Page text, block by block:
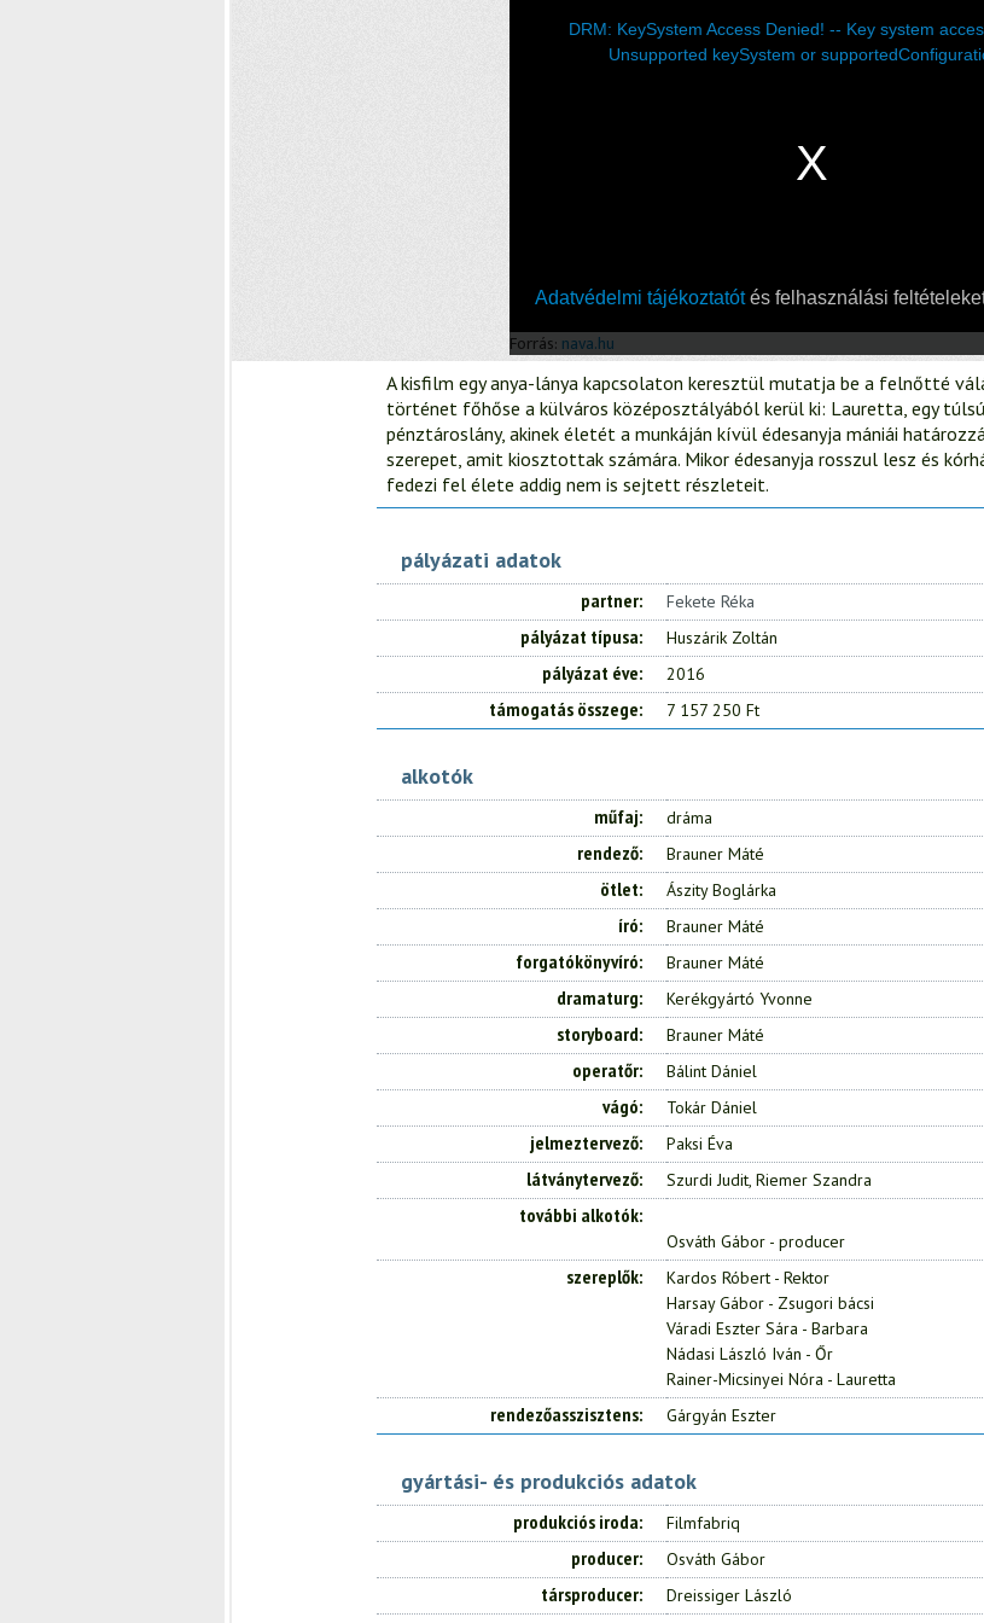
A kisfilm egy anya-lánya kapcsolaton keresztül mutatja be a felnőtté
történet főhőse a külváros középosztályából kerül ki: Lauretta, egy
pénztároslány, akinek életét a munkáján kívül édesanyja mániái
szerepet, amit kiosztottak számára. Mikor édesanyja rosszul lesz és
fedezi fel élete addig nem is sejtett részleteit.
pályázati adatok
partner Fekete Réka
pályázat típusa Huszárik Zoltán
pályázat éve 2016
támogatás összege 7 157 250 Ft
alkotók
műfaj dráma
rendező Brauner Máté
ötlet Ászity Boglárka
író Brauner Máté
forgatókönyvíró Brauner Máté
dramaturg Kerékgyártó Yvonne
storyboard Brauner Máté
operatőr Bálint Dániel
vágó Tokár Dániel
jelmeztervező Paksi Éva
látványtervező Szurdi Judit, Riemer Szandra
további alkotók
Osváth Gábor - producer
szereplők
Kardos Róbert - Rektor
Harsay Gábor - Zsugori bácsi
Váradi Eszter Sára - Barbara
Nádasi László Iván - Őr
Rainer-Micsinyei Nóra - Lauretta
rendezőasszisztens Gárgyán Eszter
gyártási- és produkciós adatok
produkciós iroda Filmfabriq
producer Osváth Gábor
társproducer Dreissiger László